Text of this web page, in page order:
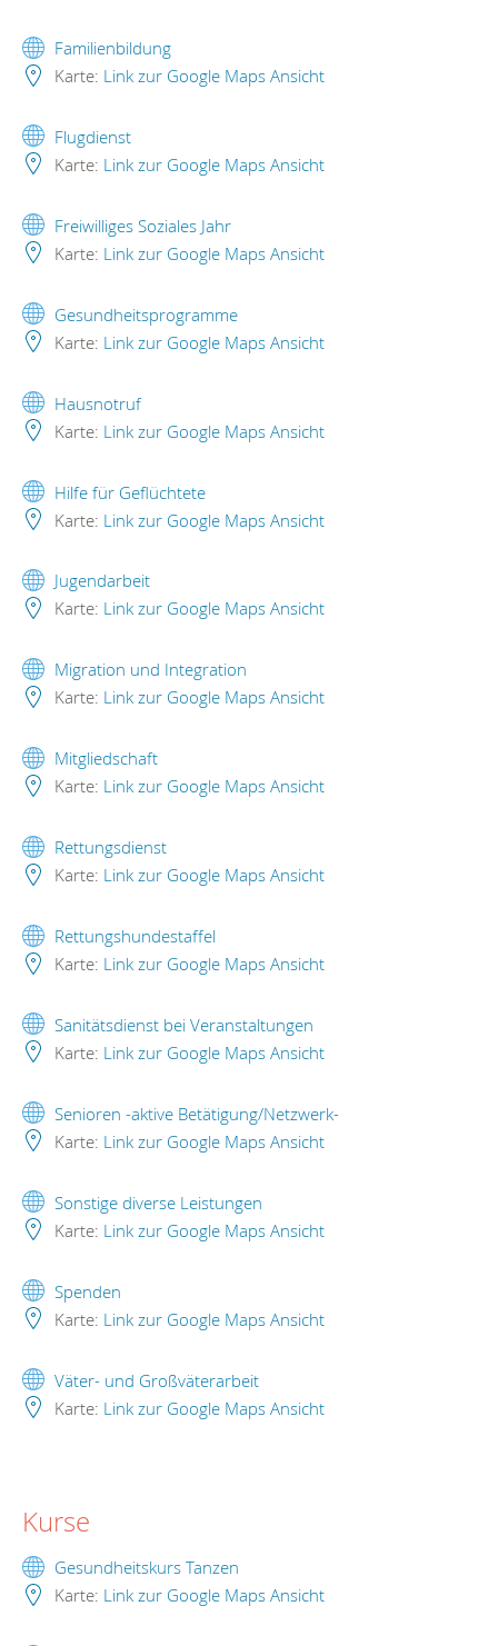
Familienbildung
Karte: Link zur Google Maps Ansicht
Flugdienst
Karte: Link zur Google Maps Ansicht
Freiwilliges Soziales Jahr
Karte: Link zur Google Maps Ansicht
Gesundheitsprogramme
Karte: Link zur Google Maps Ansicht
Hausnotruf
Karte: Link zur Google Maps Ansicht
Hilfe für Geflüchtete
Karte: Link zur Google Maps Ansicht
Jugendarbeit
Karte: Link zur Google Maps Ansicht
Migration und Integration
Karte: Link zur Google Maps Ansicht
Mitgliedschaft
Karte: Link zur Google Maps Ansicht
Rettungsdienst
Karte: Link zur Google Maps Ansicht
Rettungshundestaffel
Karte: Link zur Google Maps Ansicht
Sanitätsdienst bei Veranstaltungen
Karte: Link zur Google Maps Ansicht
Senioren -aktive Betätigung/Netzwerk-
Karte: Link zur Google Maps Ansicht
Sonstige diverse Leistungen
Karte: Link zur Google Maps Ansicht
Spenden
Karte: Link zur Google Maps Ansicht
Väter- und Großväterarbeit
Karte: Link zur Google Maps Ansicht
Kurse
Gesundheitskurs Tanzen
Karte: Link zur Google Maps Ansicht